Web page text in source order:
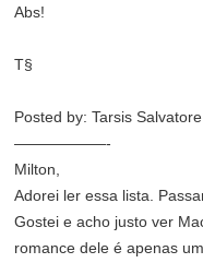
Abs!
T§
Posted by: Tarsis
——————-
Milton,
Adorei ler essa lista.
Gostei e acho justo ver
romance dele é apenas